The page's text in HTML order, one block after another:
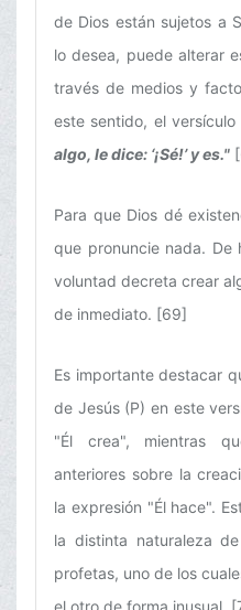
de Dios están sujetos a
lo desea, puede alterar
través de medios y
este sentido, el versículo
algo, le dice: ‘¡Sé!’ y es."
Para que Dios dé
que pronuncie nada. De
voluntad decreta crear
de inmediato. [69]
Es importante destacar
de Jesús (P) en este
"Él crea", mientras
anteriores sobre la
la expresión "Él hace".
la distinta naturaleza
profetas, uno de los
el otro de forma inusual.